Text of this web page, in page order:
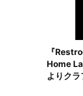
『
Home
よりク